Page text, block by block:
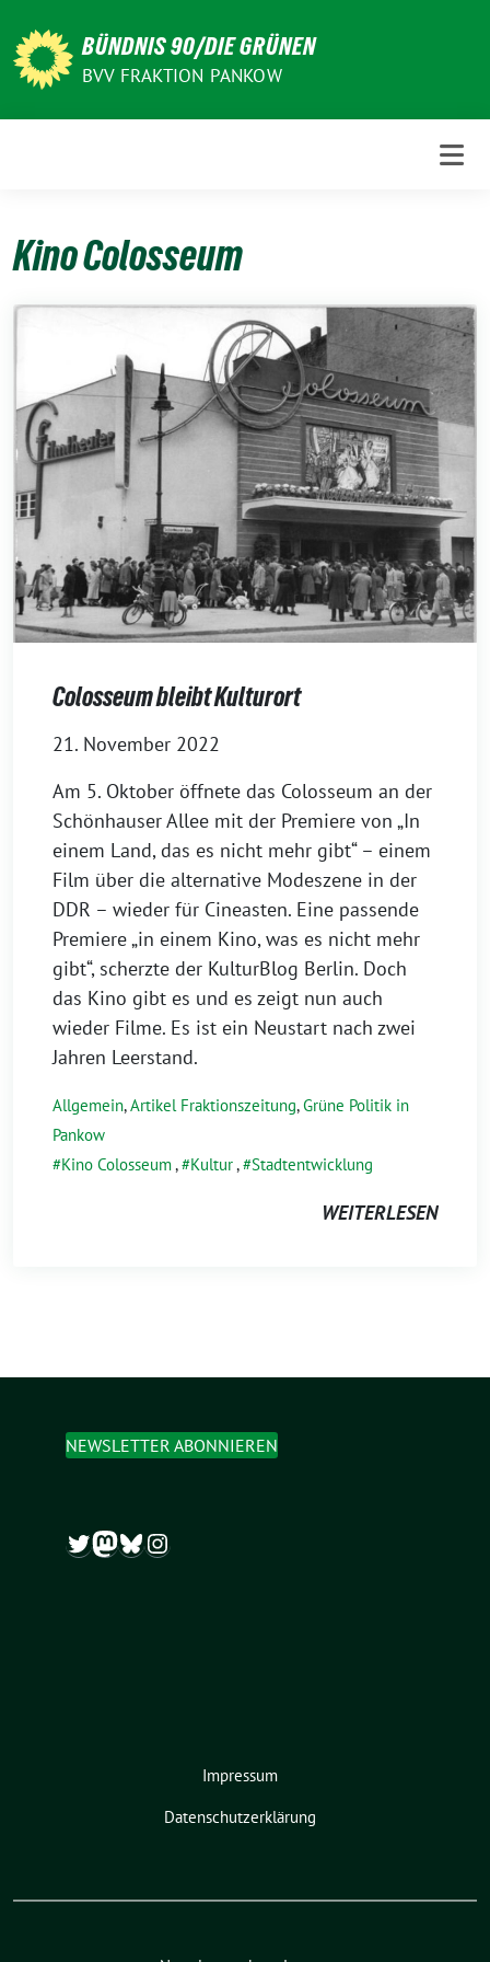
zum
Inhalt
BÜNDNIS 90/DIE GRÜNEN
BVV FRAKTION PANKOW
Kino Colosseum
Colosseum bleibt Kulturort
21. November 2022
Am 5. Oktober öffnete das Colosseum an der
Schönhauser Allee mit der Premiere von „In
einem Land, das es nicht mehr gibt“ – einem
Film über die alternative Modeszene in der
DDR – wieder für Cineasten. Eine passende
Premiere „in einem Kino, was es nicht mehr
gibt“, scherzte der KulturBlog Berlin. Doch
das Kino gibt es und es zeigt nun auch
wieder Filme. Es ist ein Neustart nach zwei
Jahren Leerstand.
Allgemein,Artikel Fraktionszeitung,Grüne Politik in
Pankow
Kino Colosseum, Kultur, Stadtentwicklung
WEITERLESEN
NEWSLETTER ABONNIEREN
Twitter
Mastodon
Bluesky
Instagram
Impressum
Datenschutzerklärung